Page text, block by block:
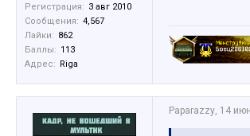
Регистрация: 3 авг 2010
Сообщения: 4,567
Лайки: 862
Баллы: 113
Адрес: Riga
Paparazzy, 14